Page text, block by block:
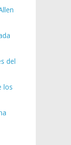
del
los